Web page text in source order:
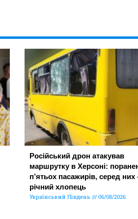
Російський дрон атакував
маршрутку в Херсоні:
п’ятьох пасажирів, серед них
річний хлопець
Український Південь 06/08/2026